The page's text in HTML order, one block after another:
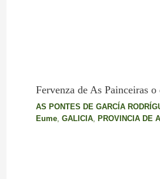
Fervenza de As Painceiras
AS PONTES DE GARCÍA
Eume, GALICIA, PROVINCIA DE